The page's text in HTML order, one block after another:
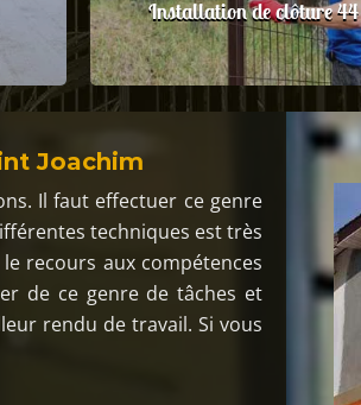
Installation de clôture 44
Joachim
Il faut effectuer ce genre
techniques est très
recours aux compétences
de ce genre de tâches et
rendu de travail. Si vous